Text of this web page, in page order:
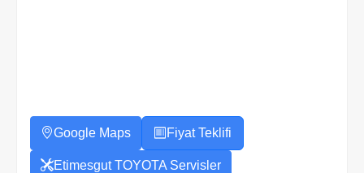
Google Maps Fiyat Teklifi
Etimesgut TOYOTA Servisler